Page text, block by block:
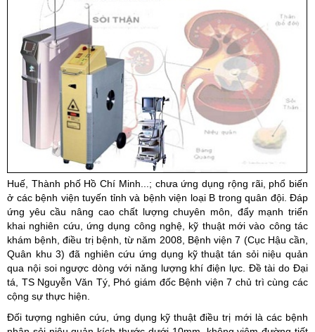
Huế, Thành phố Hồ Chí Minh...; chưa ứng dụng rộng rãi, phổ biến
ở các bệnh viện tuyến tỉnh và bệnh viện loại B trong quân đội. Đáp
ứng yêu cầu nâng cao chất lượng chuyên môn, đẩy mạnh triển
khai nghiên cứu, ứng dụng công nghệ, kỹ thuật mới vào công tác
khám bệnh, điều trị bệnh, từ năm 2008, Bệnh viện 7 (Cục Hậu cần,
Quân khu 3) đã nghiên cứu ứng dụng kỹ thuật tán sỏi niệu quản
qua nội soi ngược dòng với năng lượng khí điện lực. Đề tài do Đại
tá, TS Nguyễn Văn Tý, Phó giám đốc Bệnh viện 7 chủ trì cùng các
cộng sự thực hiện.
Đối tượng nghiên cứu, ứng dụng kỹ thuật điều trị mới là các bệnh